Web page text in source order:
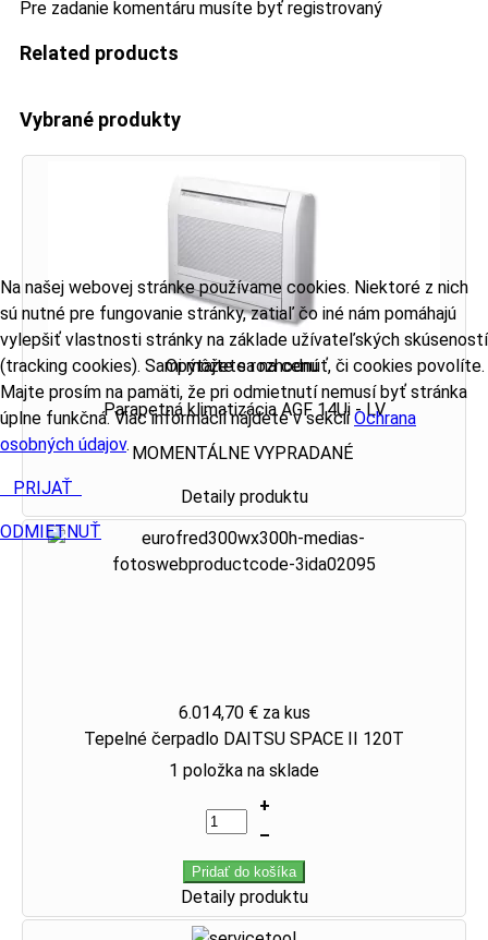
Pre zadanie komentáru musíte byť registrovaný
Related products
Vybrané produkty
Opýtajte sa na cenu
Parapetná klimatizácia AGF 14Ui - LV
MOMENTÁLNE VYPRADANÉ
Detaily produktu
6.014,70 € za kus
Tepelné čerpadlo DAITSU SPACE II 120T
1 položka na sklade
+
–
Pridať do košíka
Detaily produktu
Na našej webovej stránke používame cookies. Niektoré z nich
sú nutné pre fungovanie stránky, zatiaľ čo iné nám pomáhajú
vylepšiť vlastnosti stránky na základe užívateľských skúseností
(tracking cookies). Sami môžete rozhodnúť, či cookies povolíte.
Majte prosím na pamäti, že pri odmietnutí nemusí byť stránka
úplne funkčná. Viac informácií nájdete v sekciiOchrana
osobných údajov.
PRIJAŤ
ODMIETNUŤ